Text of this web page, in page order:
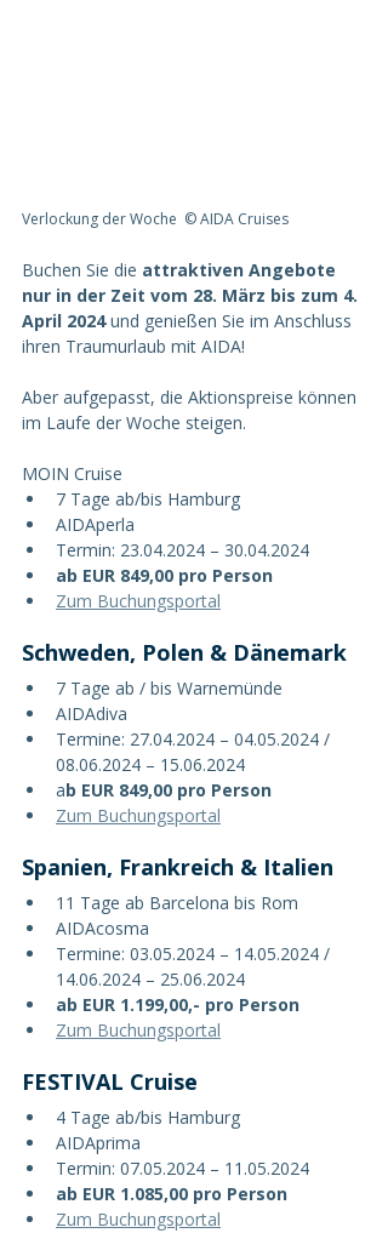
Verlockung der Woche  © AIDA Cruises
Buchen Sie die attraktiven Angebote
nur in der Zeit vom 28. März bis zum 4.
April 2024 und genießen Sie im Anschluss
ihren Traumurlaub mit AIDA!
Aber aufgepasst, die Aktionspreise können
im Laufe der Woche steigen.
MOIN Cruise
7 Tage ab/bis Hamburg
AIDAperla
Termin: 23.04.2024 – 30.04.2024
ab EUR 849,00 pro Person
Zum Buchungsportal
Schweden, Polen & Dänemark
7 Tage ab / bis Warnemünde
AIDAdiva
Termine: 27.04.2024 – 04.05.2024 /
08.06.2024 – 15.06.2024
ab EUR 849,00 pro Person
Zum Buchungsportal
Spanien, Frankreich & Italien
11 Tage ab Barcelona bis Rom
AIDAcosma
Termine: 03.05.2024 – 14.05.2024 /
14.06.2024 – 25.06.2024
ab EUR 1.199,00,- pro Person
Zum Buchungsportal
FESTIVAL Cruise
4 Tage ab/bis Hamburg
AIDAprima
Termin: 07.05.2024 – 11.05.2024
ab EUR 1.085,00 pro Person
Zum Buchungsportal